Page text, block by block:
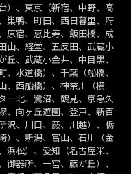
）、東京（新宿、中野、高
巣鴨、町田、西日暮里、府
原宿、恵比寿、飯田橋、成
山、経堂、五反田、武蔵小
、武蔵小金井、中目黒、
水道橋）、千葉（船橋、
、西船橋）、神奈川（横
ー北、鷺沼、鶴見、京急久
、向ヶ丘遊園、登戸、新百
沢、川口、蕨、川越）、栃
）、新潟、富山、石川（金
松）、愛知（名古屋栄、
器所、一宮、藤が丘）、